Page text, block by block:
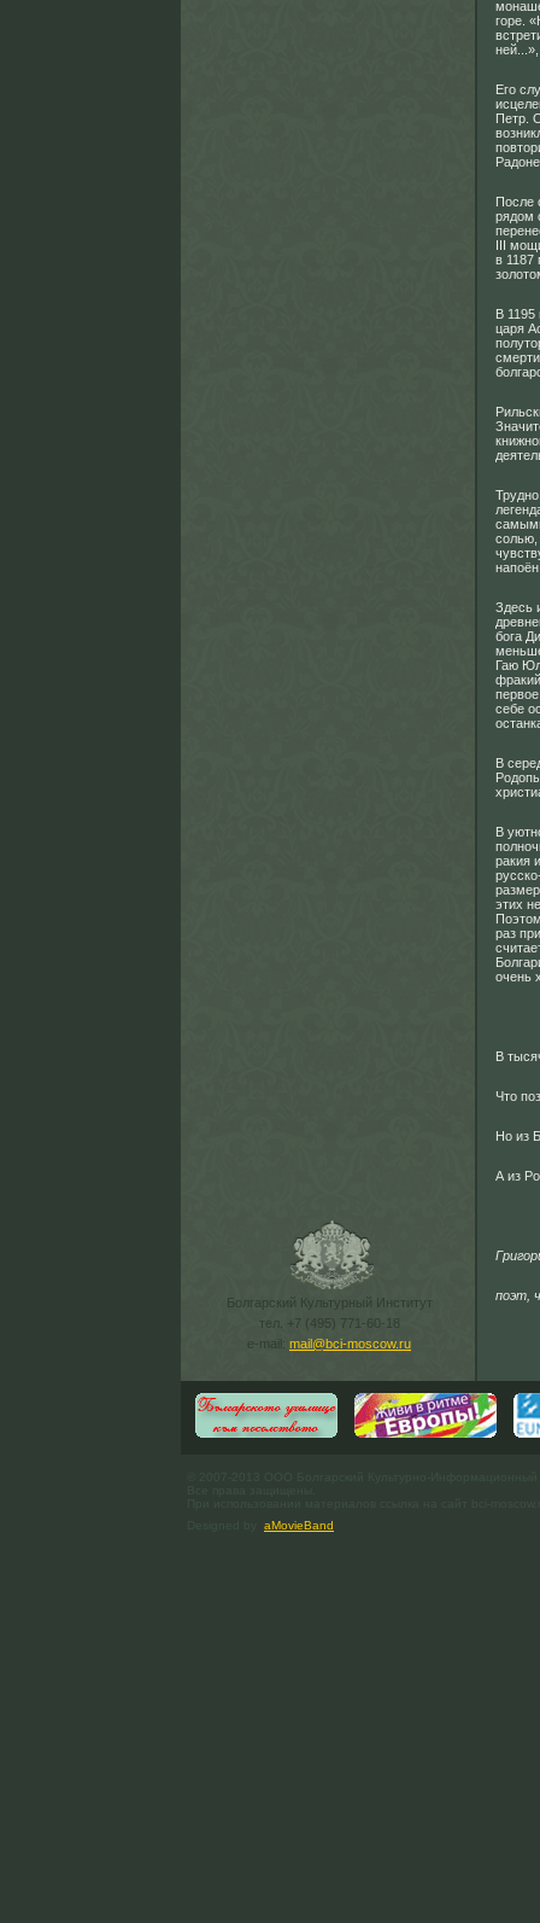
Болгарский Культурный Институт
тел. +7 (495) 771-60-18
e-mail: mail@bci-moscow.ru
горе.
Его
Петр.
После
рядом
III
в 1187
В 1195
царя
солью,
Здесь
бога
Гаю
себе
В
В
ракия
этих
раз
очень
В
Что
Но из
А из
поэт,
aMovieBand